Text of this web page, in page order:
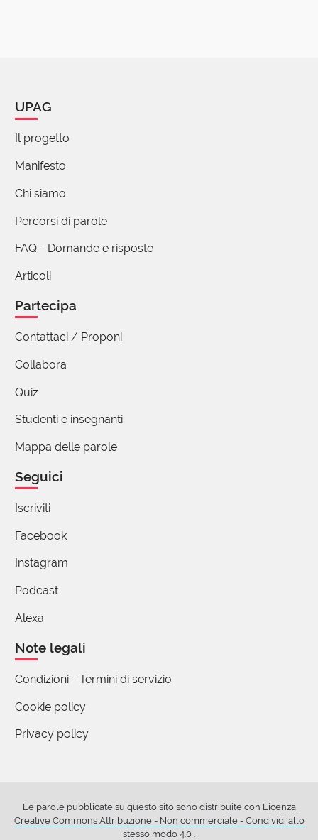
UPAG
Il progetto
Manifesto
Chi siamo
Percorsi di parole
FAQ - Domande e risposte
Articoli
Partecipa
Contattaci / Proponi
Collabora
Quiz
Studenti e insegnanti
Mappa delle parole
Seguici
Iscriviti
Facebook
Instagram
Podcast
Alexa
Note legali
Condizioni - Termini di servizio
Cookie policy
Privacy policy
Le parole pubblicate su questo sito sono distribuite con Licenza
Creative Commons Attribuzione - Non commerciale - Condividi allo
stesso modo 4.0 .